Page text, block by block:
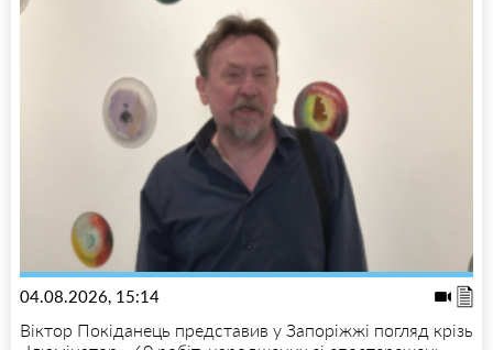
04.08.2026, 15:14
Віктор Покіданець представив у Запоріжжі погляд крізь